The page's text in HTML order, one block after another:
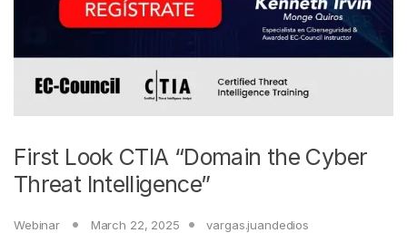
First Look CTIA “Domain the Cyber
Threat Intelligence”
Webinar March 22, 2025 vargas.juandedios